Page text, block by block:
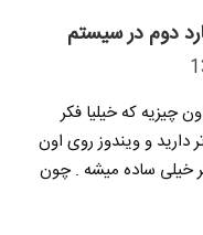
دوم در سیستم
چیزیه که خیلیا فکر
دارید و ویندوز روی اون
خیلی ساده میشه . چون